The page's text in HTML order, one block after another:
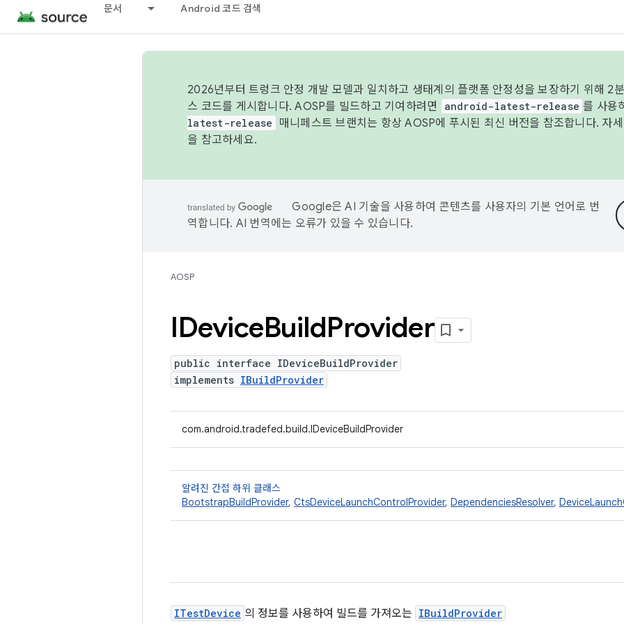
문서 Android 코드 검색
2026년부터 트렁크 안정 개발 모델과 일치하고 생태계의 플랫폼 안정성을 보장하기 위해 2
스 코드를 게시합니다. AOSP를 빌드하고 기여하려면
android-latest-release 를 사용
latest-release
매니페스트 브랜치는 항상 AOSP에 푸시된 최신 버전을 참조합니다. 자
을 참고하세요.
Google은 AI 기술을 사용하여 콘텐츠를 사용자의 기본 언어로 번
역합니다. AI 번역에는 오류가 있을 수 있습니다.
AOSP
IDeviceBuildProvider
public interface IDeviceBuildProvider
implements IBuildProvider
com.android.tradefed.build.IDeviceBuildProvider
알려진 간접 하위 클래스
BootstrapBuildProvider, CtsDeviceLaunchControlProvider, DependenciesResolver,
ITestDevice 의 정보를 사용하여 빌드를 가져오는 IBuildProvider